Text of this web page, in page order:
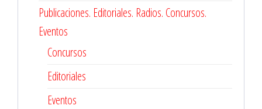
Publicaciones. Editoriales. Radios. Concursos.
Eventos
Concursos
Editoriales
Eventos